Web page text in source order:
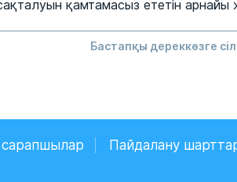
қамтамасыз ететін арнайы
Бастапқы дереккөзге
сарапшылар Пайдалану